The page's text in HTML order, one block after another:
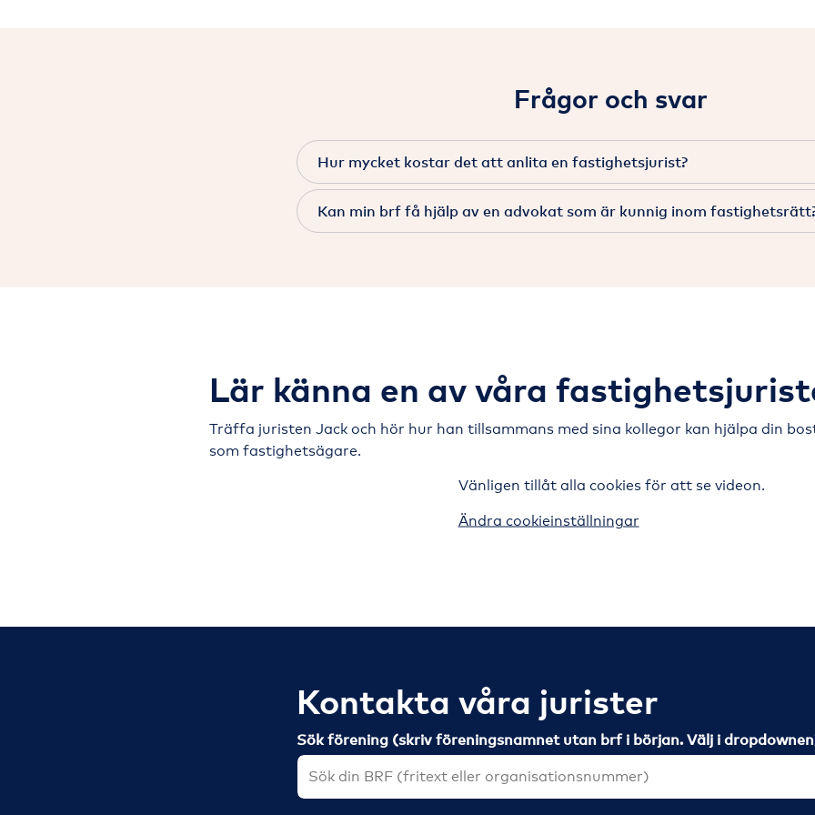
Frågor och svar
Hur mycket kostar det att anlita en fastighetsjurist?
Kan min brf få hjälp av en advokat som är kunnig inom
Lär känna en av våra
Träffa juristen Jack och hör hur han tillsammans med sina kollegor kan hjälpa din
som fastighetsägare.
Vänligen tillåt alla cookies för att se videon.
Ändra cookieinställningar
Kontakta våra jurister
Sök förening (skriv föreningsnamnet utan brf i början. Välj i